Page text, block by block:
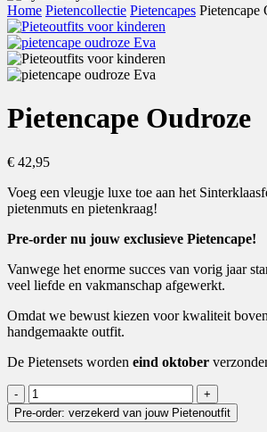
Home Pietencollectie Pietencapes Pietencape
Pietencape Oudroze
€ 42,95
Voeg een vleugje luxe toe aan het
pietenmuts en pietenkraag!
Pre-order nu jouw exclusieve Pietencape!
Vanwege het enorme succes van vorig jaar
veel liefde en vakmanschap afgewerkt.
Omdat we bewust kiezen voor kwaliteit
handgemaakte outfit.
De Pietensets worden eind oktober
Pietencape
Oudroze
aantal
Pre-order: verzekerd van jouw Pietenoutfit